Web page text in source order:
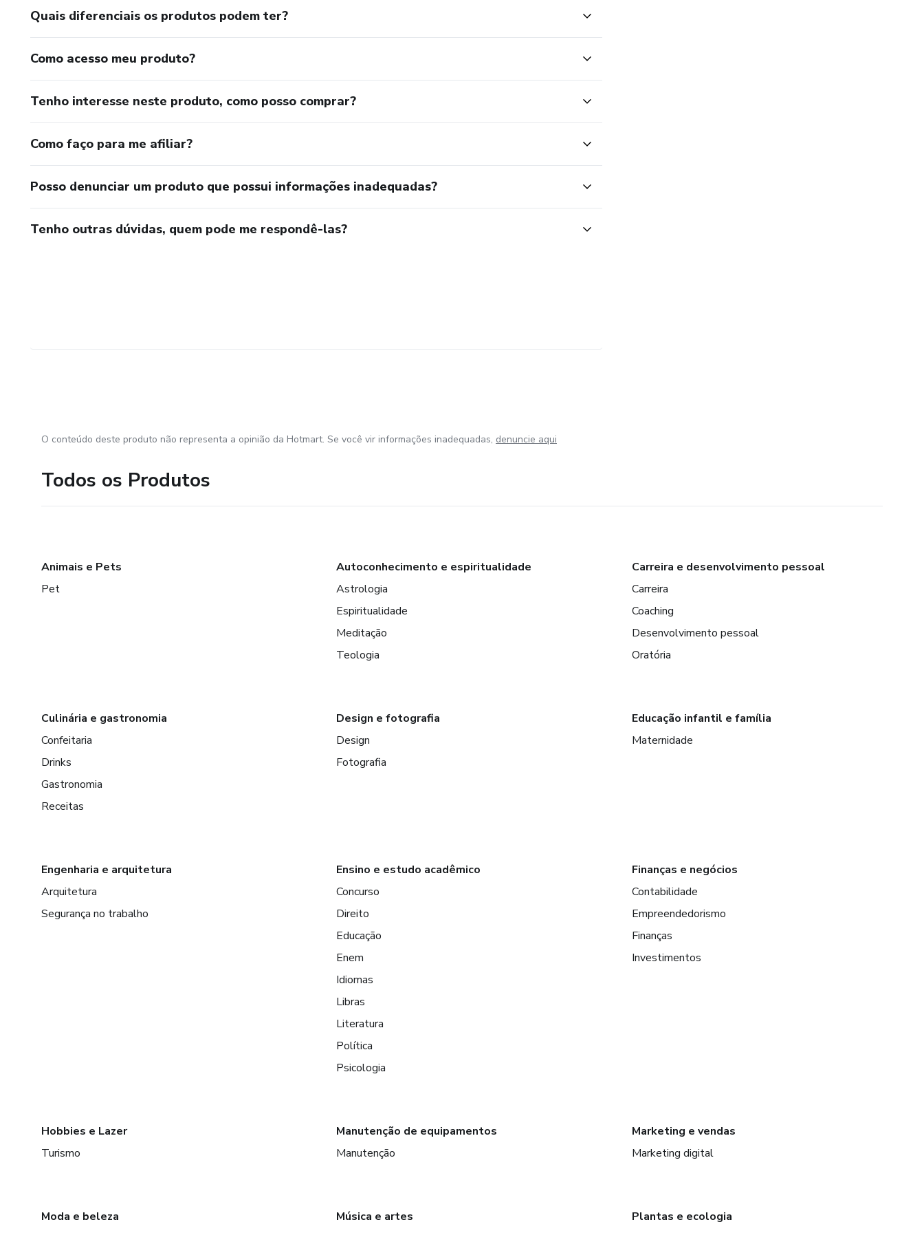
Quais diferenciais os produtos podem ter?
Como acesso meu produto?
Tenho interesse neste produto, como posso comprar?
Como faço para me afiliar?
Posso denunciar um produto que possui informações inadequadas?
Tenho outras dúvidas, quem pode me respondê-las?
O conteúdo deste produto não representa a opinião da Hotmart. Se você vir informações inadequadas, denuncie aqui
Todos os Produtos
Animais e Pets
Pet
Autoconhecimento e espiritualidade
Astrologia
Espiritualidade
Meditação
Teologia
Carreira e desenvolvimento pessoal
Carreira
Coaching
Desenvolvimento pessoal
Oratória
Culinária e gastronomia
Confeitaria
Drinks
Gastronomia
Receitas
Design e fotografia
Design
Fotografia
Educação infantil e família
Maternidade
Engenharia e arquitetura
Arquitetura
Segurança no trabalho
Ensino e estudo acadêmico
Concurso
Direito
Educação
Enem
Idiomas
Libras
Literatura
Política
Psicologia
Finanças e negócios
Contabilidade
Empreendedorismo
Finanças
Investimentos
Hobbies e Lazer
Turismo
Manutenção de equipamentos
Manutenção
Marketing e vendas
Marketing digital
Moda e beleza
Música e artes
Plantas e ecologia